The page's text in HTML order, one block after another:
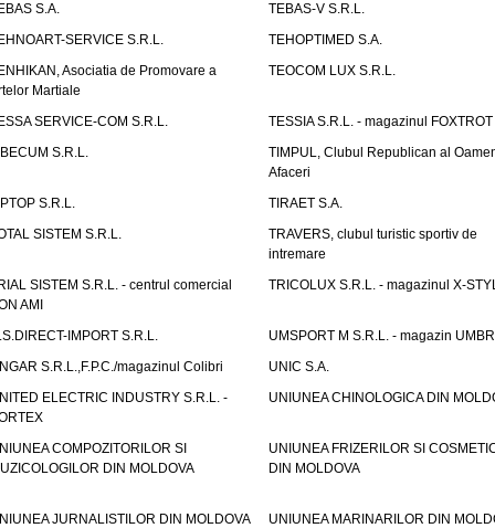
S.A.
TEBAS-V S.R.L.
SERVICE S.R.L.
TEHOPTIMED S.A.
Asociatia de Promovare a
Martiale
TEOCOM LUX S.R.L.
SERVICE-COM S.R.L.
TESSIA S.R.L. - magazinul FOXTROT
S.R.L.
TIMPUL, Clubul Republican al
Afaceri
S.R.L.
TIRAET S.A.
SISTEM S.R.L.
TRAVERS, clubul turistic sportiv de
intremare
SISTEM S.R.L. - centrul comercial
AMI
TRICOLUX S.R.L. - magazinul X-
IMPORT S.R.L.
UMSPORT M S.R.L. - magazin
S.R.L.,F.P.C./magazinul Colibri
UNIC S.A.
ELECTRIC INDUSTRY S.R.L. -
UNIUNEA CHINOLOGICA DIN
COMPOZITORILOR SI
DIN MOLDOVA
UNIUNEA FRIZERILOR SI
DIN MOLDOVA
JURNALISTILOR DIN MOLDOVA UNIUNEA MARINARILOR DIN